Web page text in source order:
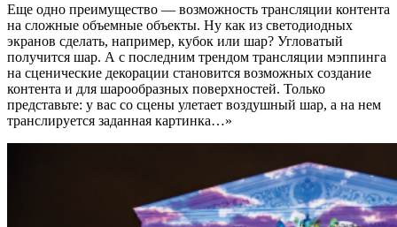
Еще одно преимущество — возможность трансляции контента
на сложные объемные объекты. Ну как из светодиодных
экранов сделать, например, кубок или шар? Угловатый
получится шар. А с последним трендом трансляции мэппинга
на сценические декорации становится возможных создание
контента и для шарообразных поверхностей. Только
представьте: у вас со сцены улетает воздушный шар, а на нем
транслируется заданная картинка…»